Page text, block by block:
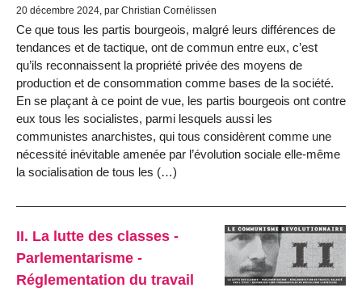
20 décembre 2024, par Christian Cornélissen
Ce que tous les partis bourgeois, malgré leurs différences de
tendances et de tactique, ont de commun entre eux, c’est
qu’ils reconnaissent la pro­priété privée des moyens de
production et de consommation comme bases de la société.
En se plaçant à ce point de vue, les partis bourgeois ont contre
eux tous les socialistes, parmi lesquels aussi les
communistes anarchistes, qui tous considèrent comme une
nécessité inévitable amenée par l’évolution sociale elle-même
la socialisation de tous les (…)
II. La lutte des classes -
Parlementarisme -
Réglementation du travail